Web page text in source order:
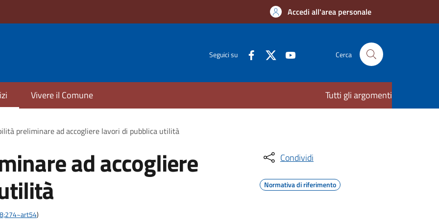
Accedi all'area personale
Seguici su Cerca
Vivere il Comune Tutti gli argomenti
preliminare ad accogliere lavori di pubblica utilità
ad accogliere
)
Condividi
Normativa di riferimento